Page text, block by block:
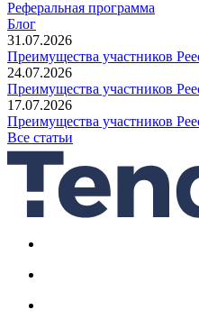
Реферальная программа
Блог
31.07.2026
Преимущества участников
24.07.2026
Преимущества участников
17.07.2026
Преимущества участников
Все статьи